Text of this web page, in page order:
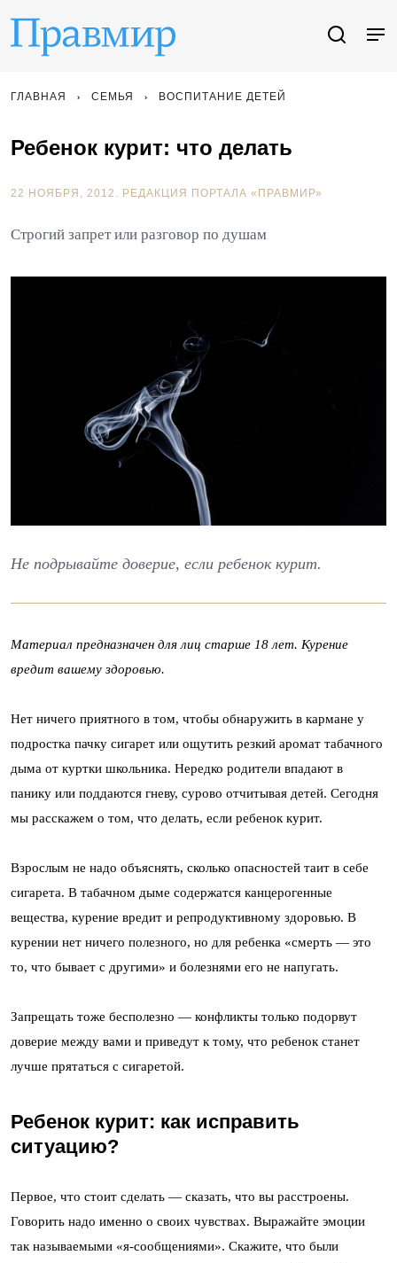
ГЛАВНАЯ СЕМЬЯ ВОСПИТАНИЕ ДЕТЕЙ
Ребенок курит: что делать
22 НОЯБРЯ, 2012. РЕДАКЦИЯ ПОРТАЛА «ПРАВМИР»
Строгий запрет или разговор по душам
Не подрывайте доверие, если ребенок курит.
Материал предназначен для лиц старше 18 лет. Курение
вредит вашему здоровью.
Нет ничего приятного в том, чтобы обнаружить в кармане у
подростка пачку сигарет или ощутить резкий аромат табачного
дыма от куртки школьника. Нередко родители впадают в
панику или поддаются гневу, сурово отчитывая детей. Сегодня
мы расскажем о том, что делать, если ребенок курит.
Взрослым не надо объяснять, сколько опасностей таит в себе
сигарета. В табачном дыме содержатся канцерогенные
вещества, курение вредит и репродуктивному здоровью. В
курении нет ничего полезного, но для ребенка «смерть — это
то, что бывает с другими» и болезнями его не напугать.
Запрещать тоже бесполезно — конфликты только подорвут
доверие между вами и приведут к тому, что ребенок станет
лучше прятаться с сигаретой.
Ребенок курит: как исправить
ситуацию?
Первое, что стоит сделать — сказать, что вы расстроены.
Говорить надо именно о своих чувствах. Выражайте эмоции
так называемыми «я-сообщениями». Скажите, что были